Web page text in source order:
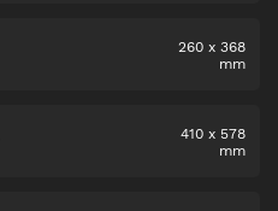
260 x 368
mm
410 x 578
mm